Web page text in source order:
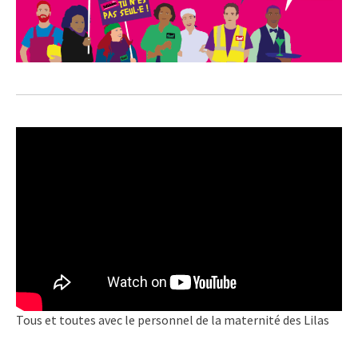
Tous et toutes avec le personnel de la maternité des Lilas